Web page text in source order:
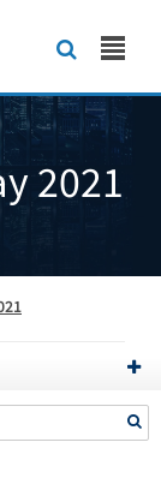
2021